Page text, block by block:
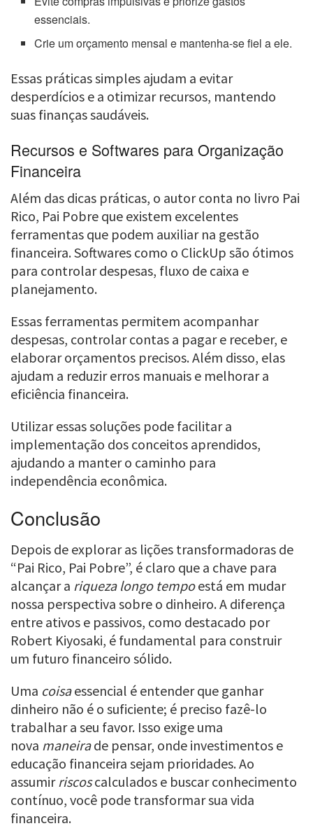
essenciais.
Crie um orçamento mensal e mantenha-se fiel a ele.
Essas práticas simples ajudam a evitar
desperdícios e a otimizar recursos, mantendo
suas finanças saudáveis.
Recursos e Softwares para Organização
Financeira
Além das dicas práticas, o autor conta no livro Pai
Rico, Pai Pobre que existem excelentes
ferramentas que podem auxiliar na gestão
financeira. Softwares como o ClickUp são ótimos
para controlar despesas, fluxo de caixa e
planejamento.
Essas ferramentas permitem acompanhar
despesas, controlar contas a pagar e receber, e
elaborar orçamentos precisos. Além disso, elas
ajudam a reduzir erros manuais e melhorar a
eficiência financeira.
Utilizar essas soluções pode facilitar a
implementação dos conceitos aprendidos,
ajudando a manter o caminho para
independência econômica.
Conclusão
Depois de explorar as lições transformadoras de
“Pai Rico, Pai Pobre”, é claro que a chave para
alcançar a riqueza longo tempoestá em mudar
nossa perspectiva sobre o dinheiro. A diferença
entre ativos e passivos, como destacado por
Robert Kiyosaki, é fundamental para construir
um futuro financeiro sólido.
Uma coisaessencial é entender que ganhar
dinheiro não é o suficiente; é preciso fazê-lo
trabalhar a seu favor. Isso exige uma
nova maneirade pensar, onde investimentos e
educação financeira sejam prioridades. Ao
assumir riscoscalculados e buscar conhecimento
contínuo, você pode transformar sua vida
financeira.